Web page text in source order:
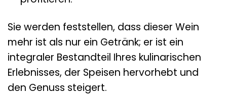
Sie werden feststellen, dass dieser Wein
mehr ist als nur ein Getränk; er ist ein
integraler Bestandteil Ihres kulinarischen
Erlebnisses, der Speisen hervorhebt und
den Genuss steigert.